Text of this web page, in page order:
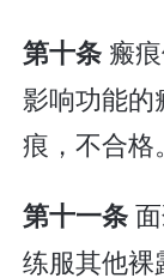
第十条 瘢
影响功能的
痕，不合格。
第十一条
练服其他裸